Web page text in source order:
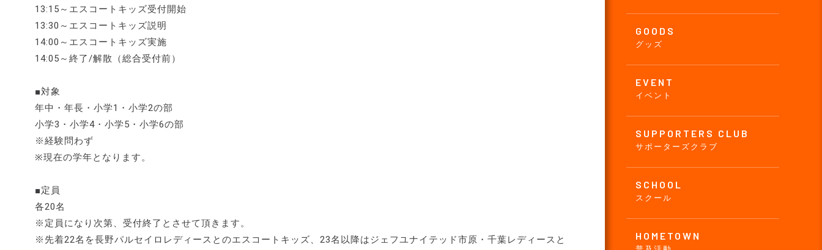
GOODS
グッズ
EVENT
イベント
SUPPORTERS CLUB
サポーターズクラブ
SCHOOL
スクール
HOMETOWN
13:15～エスコートキッズ受付開始
13:30～エスコートキッズ説明
14:00～エスコートキッズ実施
14:05～終了/解散（総合受付前）
■対象
年中・年長・小学1・小学2の部
小学3・小学4・小学5・小学6の部
※経験問わず
※現在の学年となります。
■定員
各20名
※定員になり次第、受付終了とさせて頂きます。
※先着22名を長野パルセイロレディースとのエスコートキッズ、23名以降はジェフユナイテッド市原・千葉レディースと